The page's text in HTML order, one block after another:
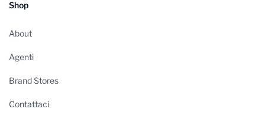
Shop
About
Agenti
Brand Stores
Contattaci